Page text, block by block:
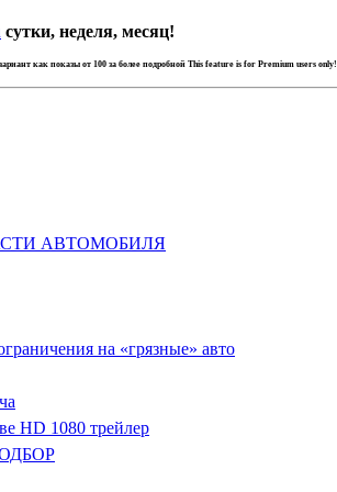
сутки, неделя, месяц!
как показы от 100 за более подробной This feature is for Premium users only!
АВТОМОБИЛЯ
на «грязные» авто
HD 1080 трейлер